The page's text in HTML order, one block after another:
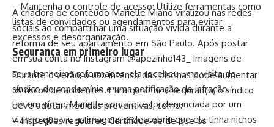
– Mantenha o controle de acesso: Utilize ferramentas como
listas de convidados ou agendamentos para evitar
excessos e desorganização.
Segurança em primeiro lugar
Durante o verão, o uso intenso daspiscinaspode aumentar
os riscos de acidentes. Para garantir a segurança, o síndico
deve adotar medidas preventivas, como:
– Inspeções regulares: Certifique-se de que os
A criadora de conteúdo Marielle Miano viralizou nas redes
sociais ao compartilhar uma situação vivida durante a
reforma de seu apartamento em São Paulo. Após postar
em sua conta no Instagram @apezinho143_ imagens de
seus banheiros reformados, ela recebeu uma visita do
síndico do condomínio e uma notificação de infração.
Em um vídeo, Marielle conta que foi denunciada por um
vizinho que viu as imagens e descobriu que ela tinha nichos